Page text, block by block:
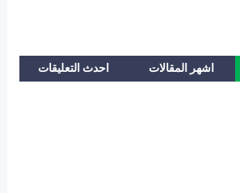
اشهر المقالات احدث التعليقات